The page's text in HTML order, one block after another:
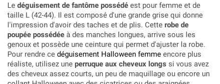
Le déguisement de fantôme possédé est pour femme et de
taille L (42-44). Il est composé d'une grande grise qui donne
l'impression d'avoir des taches et de plis. Cette robe de
poupée possédée à des manches longues, arrive sous les
genoux et possède une ceinture qui permet d'ajuster la robe.
Pour rendre ce déguisement Halloween femme encore plus
réaliste, utilisez une perruque aux cheveux longs si vous avez
des cheveux assez courts, un peu de maquillage ou encore un